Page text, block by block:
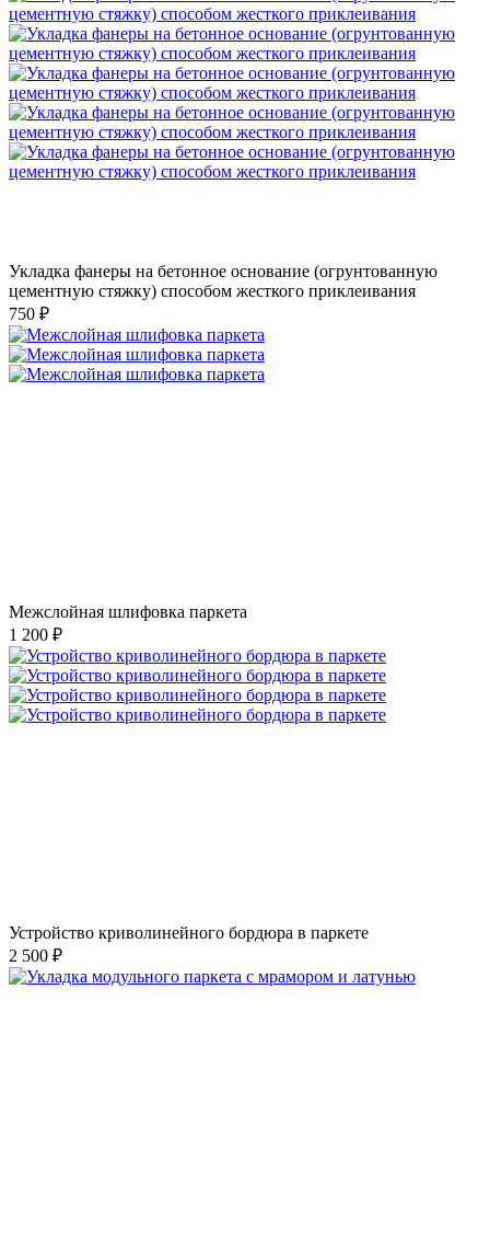
Укладка фанеры на бетонное основание (огрунтованную
цементную стяжку) способом жесткого приклеивания
750 ₽
Межслойная шлифовка паркета
1 200 ₽
Устройство криволинейного бордюра в паркете
2 500 ₽